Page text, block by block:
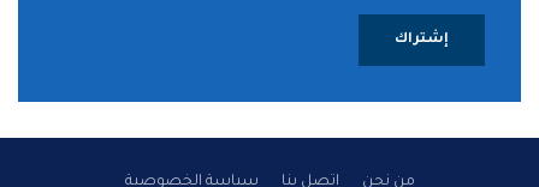
إشتراك
من نحن اتصل بنا سياسة الخصوصية